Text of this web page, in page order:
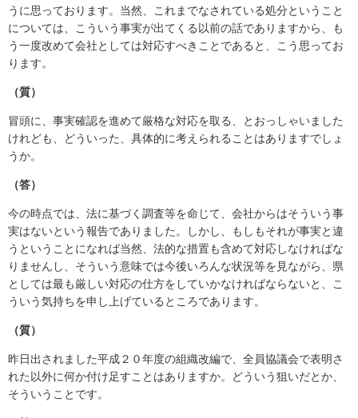
うに思っております。当然、これまでなされている処分ということ
については、こういう事実が出てくる以前の話でありますから、も
う一度改めて会社としては対応すべきことであると、こう思ってお
ります。
（質）
冒頭に、事実確認を進めて厳格な対応を取る、とおっしゃいました
けれども、どういった、具体的に考えられることはありますでしょ
うか。
（答）
今の時点では、法に基づく調査等を命じて、会社からはそういう事
実はないという報告でありました。しかし、もしもそれが事実と違
うということになれば当然、法的な措置も含めて対応しなければな
りませんし、そういう意味では今後いろんな状況等を見ながら、県
としては最も厳しい対応の仕方をしていかなければならないと、こ
ういう気持ちを申し上げているところであります。
（質）
昨日出されました平成２０年度の組織改編で、全員協議会で表明さ
れた以外に何か付け足すことはありますか。どういう狙いだとか、
そういうことです。